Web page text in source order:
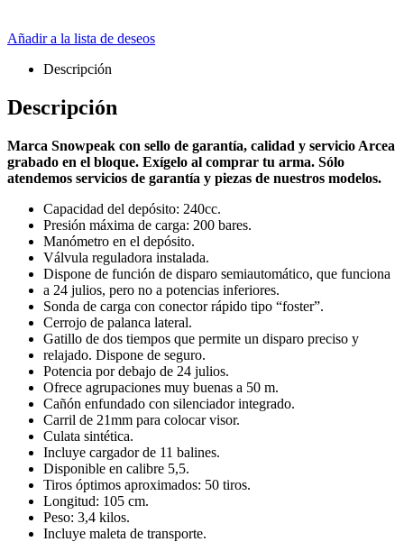
Añadir a la lista de deseos
Descripción
Descripción
Marca Snowpeak con sello de garantía, calidad y servicio Arcea
grabado en el bloque. Exígelo al comprar tu arma. Sólo
atendemos servicios de garantía y piezas de nuestros modelos.
Capacidad del depósito: 240cc.
Presión máxima de carga: 200 bares.
Manómetro en el depósito.
Válvula reguladora instalada.
Dispone de función de disparo semiautomático, que funciona
a 24 julios, pero no a potencias inferiores.
Sonda de carga con conector rápido tipo “foster”.
Cerrojo de palanca lateral.
Gatillo de dos tiempos que permite un disparo preciso y
relajado. Dispone de seguro.
Potencia por debajo de 24 julios.
Ofrece agrupaciones muy buenas a 50 m.
Cañón enfundado con silenciador integrado.
Carril de 21mm para colocar visor.
Culata sintética.
Incluye cargador de 11 balines.
Disponible en calibre 5,5.
Tiros óptimos aproximados: 50 tiros.
Longitud: 105 cm.
Peso: 3,4 kilos.
Incluye maleta de transporte.